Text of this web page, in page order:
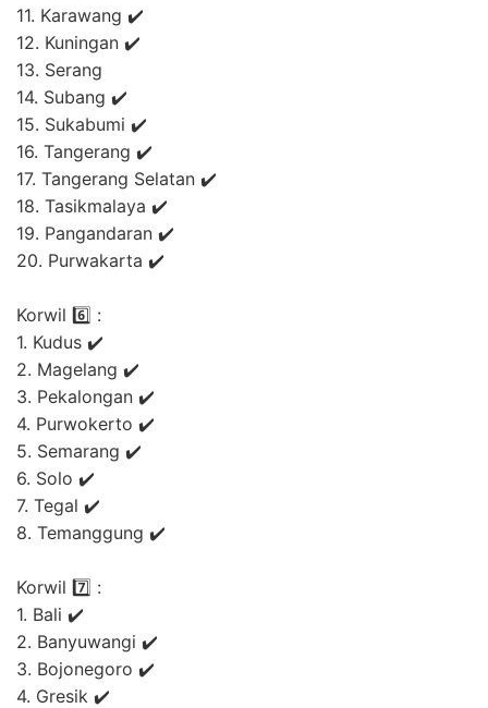
11. Karawang ✔️
12. Kuningan ✔️
13. Serang
14. Subang ✔️
15. Sukabumi ✔️
16. Tangerang ✔️
17. Tangerang Selatan ✔️
18. Tasikmalaya ✔️
19. Pangandaran ✔️
20. Purwakarta ✔️
Korwil 6️⃣ :
1. Kudus ✔️
2. Magelang ✔️
3. Pekalongan ✔️
4. Purwokerto ✔️
5. Semarang ✔️
6. Solo ✔️
7. Tegal ✔️
8. Temanggung ✔️
Korwil 7️⃣ :
1. Bali ✔️
2. Banyuwangi ✔️
3. Bojonegoro ✔️
4. Gresik ✔️